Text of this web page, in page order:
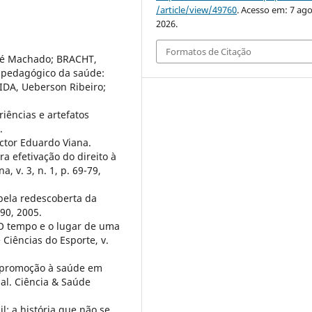
Machado; BRACHT,
da saúde:
Ueberson Ribeiro;
e artefatos
Eduardo Viana.
efetivação do direito à
v. 3, n. 1, p. 69-79,
redescoberta da
2005.
tempo e o lugar de uma
do Esporte, v.
à saúde em
Ciência & Saúde
/article/view/49760. Acesso em: 7
2026.
Formatos de Citação